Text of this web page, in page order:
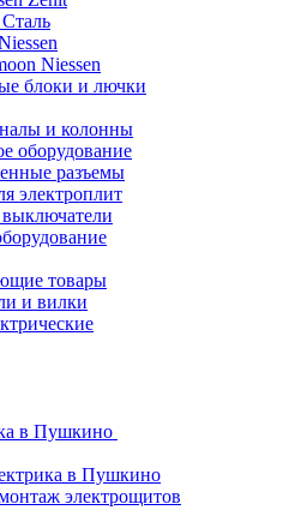
Niessen
блоки и лючки
и колонны
оборудование
разъемы
электроплит
товары
и вилки
в Пушкино
в Пушкино
электрощитов